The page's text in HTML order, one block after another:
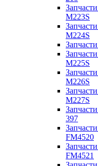
M223S
M224S
M225S
M226S
M227S
397
FM4520
FM4521